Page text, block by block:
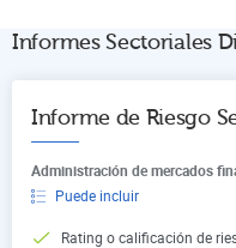
Informes Sectoriales
Informe de Riesgo
Administración de mercados
Puede incluir
Rating o calificación de